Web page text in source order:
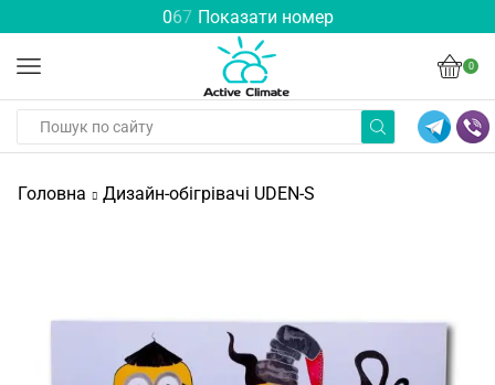
067 Показати номер
0
Головна Дизайн-обігрівачі UDEN-S